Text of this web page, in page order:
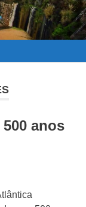
anos